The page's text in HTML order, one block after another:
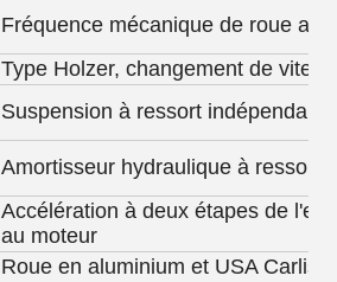
Fréquence mécanique de roue
Type Holzer, changement de
Suspension à ressort
Amortisseur hydraulique à ressort
Accélération à deux étapes de
au moteur
Roue en aluminium et USA